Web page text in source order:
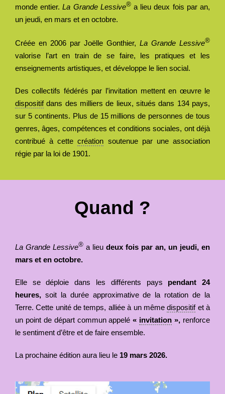
monde entier.La Grande Lessive®a lieu deux fois par an,
un jeudi, en mars et en octobre.
Créée en 2006 par Joëlle Gonthier,La Grande Lessive®
valorise l’art en train de se faire, les pratiques et les
enseignements artistiques, et développe le lien social.
Des collectifs fédérés par l’invitation mettent en œuvre le
dispositifdans des milliers de lieux, situés dans 134 pays,
sur 5 continents. Plus de 15 millions de personnes de tous
genres, âges, compétences et conditions sociales, ont déjà
contribué à cettecréation soutenue par une association
régie par la loi de 1901.
Quand ?
La Grande Lessive® a lieudeux fois par an, un jeudi, en
mars et en octobre.
Elle se déploie dans les différents pays pendant 24
heures,soit la durée approximative de la rotation de la
Terre. Cette unité de temps, alliée à un mêmedispositifet à
un point de départ commun appelé« invitation », renforce
le sentiment d’être et de faire ensemble.
La prochaine édition aura lieu le 19 mars 2026.